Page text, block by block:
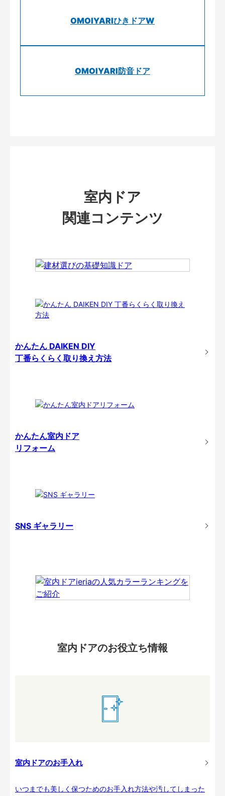
OMOIYARIひきドアW
OMOIYARI防音ドア
室内ドア
関連コンテンツ
かんたん DAIKEN DIY
丁番らくらく取り換え方法
かんたん室内ドア
リフォーム
SNS ギャラリー
室内ドアのお役立ち情報
室内ドアのお手入れ
いつまでも美しく保つためのお手入れ方法や汚してしまった